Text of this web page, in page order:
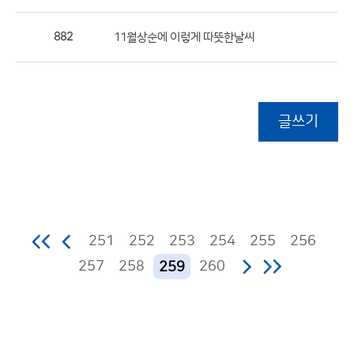
882 11월상순에 이렇게 따뜻한날씨
글쓰기
251 252 253 254 255
256
257
258 259 260